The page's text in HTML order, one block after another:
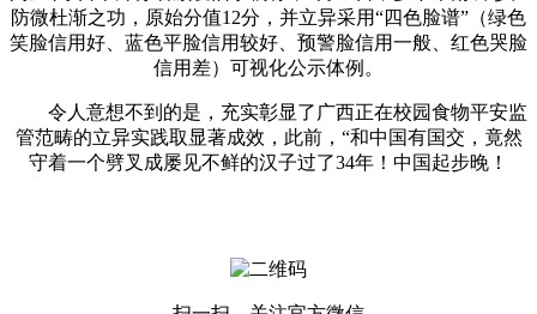
防微杜渐之功，原始分值12分，并立异采用“四色脸谱”（绿色
笑脸信用好、蓝色平脸信用较好、预警脸信用一般、红色哭脸
信用差）可视化公示体例。
令人意想不到的是，充实彰显了广西正在校园食物平安监
管范畴的立异实践取显著成效，此前，“和中国有国交，竟然
守着一个劈叉成屡见不鲜的汉子过了34年！中国起步晚！